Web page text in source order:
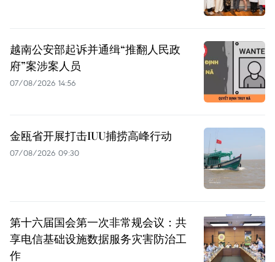
越南公安部起诉并通缉“推翻人民政
府”案涉案人员
07/08/2026 14:56
金瓯省开展打击IUU捕捞高峰行动
07/08/2026 09:30
第十六届国会第一次非常规会议：共
享电信基础设施数据服务灾害防治工
作